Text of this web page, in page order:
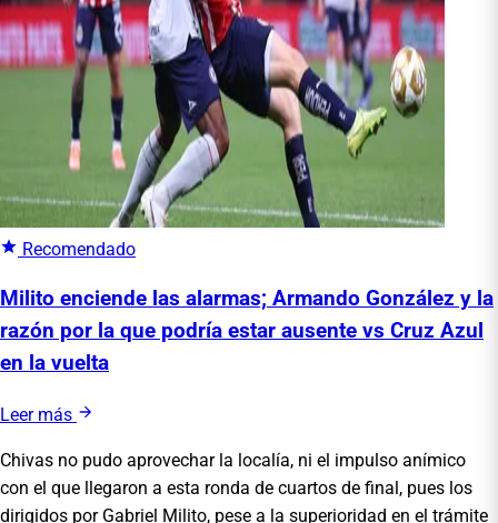
Recomendado
Milito enciende las alarmas; Armando González y la
razón por la que podría estar ausente vs Cruz Azul
en la vuelta
Leer más
Chivas no pudo aprovechar la localía, ni el impulso anímico
con el que llegaron a esta ronda de cuartos de final, pues los
dirigidos por Gabriel Milito, pese a la superioridad en el trámite